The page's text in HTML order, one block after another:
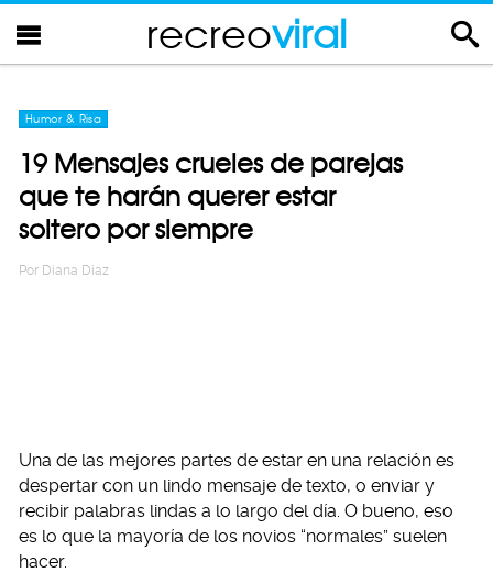
recreoviral
Humor & Risa
19 Mensajes crueles de parejas
que te harán querer estar
soltero por siempre
Por Diana Diaz
Una de las mejores partes de estar en una relación es
despertar con un lindo mensaje de texto, o enviar y
recibir palabras lindas a lo largo del día. O bueno, eso
es lo que la mayoría de los novios “normales” suelen
hacer.